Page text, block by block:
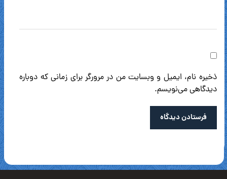
ذخیره نام، ایمیل و وبسایت من در مرورگر برای زمانی که دوباره
دیدگاهی می‌نویسم.
فرستادن دیدگاه